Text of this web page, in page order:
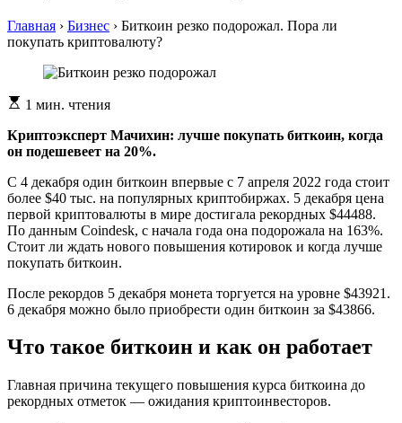
Главная › Бизнес › Биткоин резко подорожал. Пора ли
покупать криптовалюту?
Расчетное
чтения
1 мин. чтения
Криптоэксперт Мачихин: лучше покупать биткоин, когда
он подешевеет на 20%.
С 4 декабря один биткоин впервые с 7 апреля 2022 года стоит
более $40 тыс. на популярных криптобиржах. 5 декабря цена
первой криптовалюты в мире достигала рекордных $44488.
По данным Coindesk, с начала года она подорожала на 163%.
Стоит ли ждать нового повышения котировок и когда лучше
покупать биткоин.
После рекордов 5 декабря монета торгуется на уровне $43921.
6 декабря можно было приобрести один биткоин за $43866.
Что такое биткоин и как он работает
Главная причина текущего повышения курса биткоина до
рекордных отметок — ожидания криптоинвесторов.